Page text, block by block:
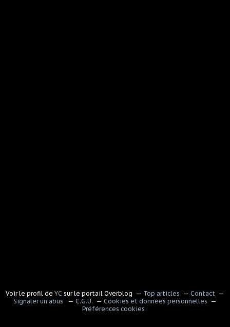
Voir le profil de YC sur le portail Overblog Top articles
Contact
Signaler un abus
C.G.U.
Cookies et données personnelles
Préférences cookies